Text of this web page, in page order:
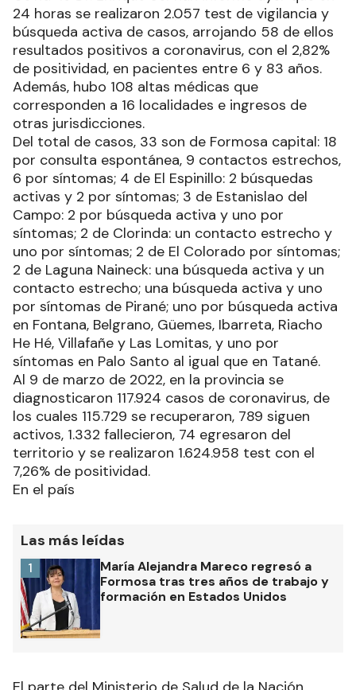
El Consejo de Atención Integral de la Emergencia
Covid-19 Dr. Enrique Servián informó ayer que en
24 horas se realizaron 2.057 test de vigilancia y
búsqueda activa de casos, arrojando 58 de ellos
resultados positivos a coronavirus, con el 2,82%
de positividad, en pacientes entre 6 y 83 años.
Además, hubo 108 altas médicas que
corresponden a 16 localidades e ingresos de
otras jurisdicciones.
Del total de casos, 33 son de Formosa capital: 18
por consulta espontánea, 9 contactos estrechos,
6 por síntomas; 4 de El Espinillo: 2 búsquedas
activas y 2 por síntomas; 3 de Estanislao del
Campo: 2 por búsqueda activa y uno por
síntomas; 2 de Clorinda: un contacto estrecho y
uno por síntomas; 2 de El Colorado por síntomas;
2 de Laguna Naineck: una búsqueda activa y un
contacto estrecho; una búsqueda activa y uno
por síntomas de Pirané; uno por búsqueda activa
en Fontana, Belgrano, Güemes, Ibarreta, Riacho
He Hé, Villafañe y Las Lomitas, y uno por
síntomas en Palo Santo al igual que en Tatané.
Al 9 de marzo de 2022, en la provincia se
diagnosticaron 117.924 casos de coronavirus, de
los cuales 115.729 se recuperaron, 789 siguen
activos, 1.332 fallecieron, 74 egresaron del
territorio y se realizaron 1.624.958 test con el
Las más leídas
María Alejandra Mareco regresó a
1